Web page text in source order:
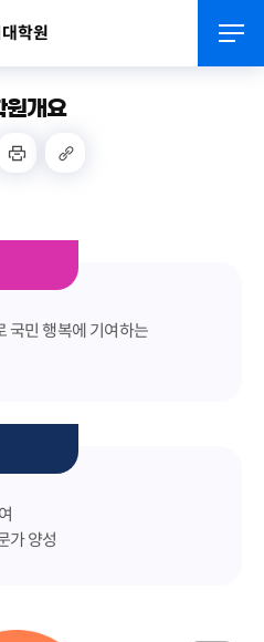
학원
원개요
국민 행복에 기여하는
가 양성